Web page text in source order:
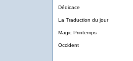
Dédicace
La Traduction du jour
Magic Printemps
Occident